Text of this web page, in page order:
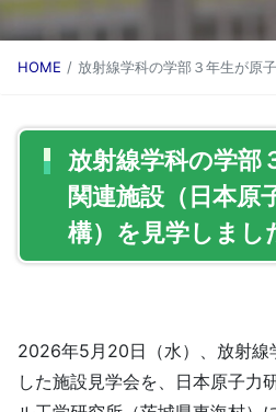
HOME 放射線学科の学部３年生が原
放射線学科の学部
関連施設（日本原
構）を見学しまし
2026年5月20日（水）、放射線
した施設見学会を、日本原子力